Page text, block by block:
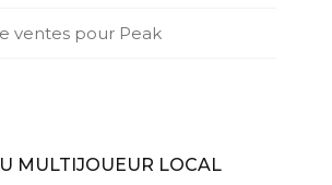
ventes pour Peak
MULTIJOUEUR LOCAL